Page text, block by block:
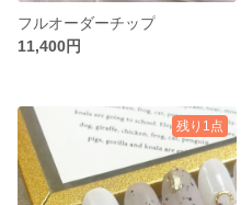
フルオーダーチップ
11,400円
残り1点